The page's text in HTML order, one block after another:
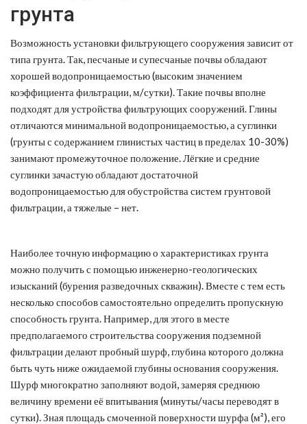
грунта
Возможность установки фильтрующего сооружения зависит от
типа грунта. Так, песчаные и супесчаные почвы обладают
хорошей водопроницаемостью (высоким значением
коэффициента фильтрации, м/сутки). Такие почвы вполне
подходят для устройства фильтрующих сооружений. Глины
отличаются минимальной водопроницаемостью, а суглинки
(грунты с содержанием глинистых частиц в пределах 10-30%)
занимают промежуточное положение. Лёгкие и средние
суглинки зачастую обладают достаточной
водопроницаемостью для обустройства систем грунтовой
фильтрации, а тяжелые – нет.
Наиболее точную информацию о характеристиках грунта
можно получить с помощью инженерно-геологических
изысканий (бурения разведочных скважин). Вместе с тем есть
несколько способов самостоятельно определить пропускную
способность грунта. Например, для этого в месте
предполагаемого строительства сооружения подземной
фильтрации делают пробный шурф, глубина которого должна
быть чуть ниже ожидаемой глубины основания сооружения.
Шурф многократно заполняют водой, замеряя среднюю
величину времени её впитывания (минуты/часы переводят в
сутки). Зная площадь смоченной поверхности шурфа (м²), его